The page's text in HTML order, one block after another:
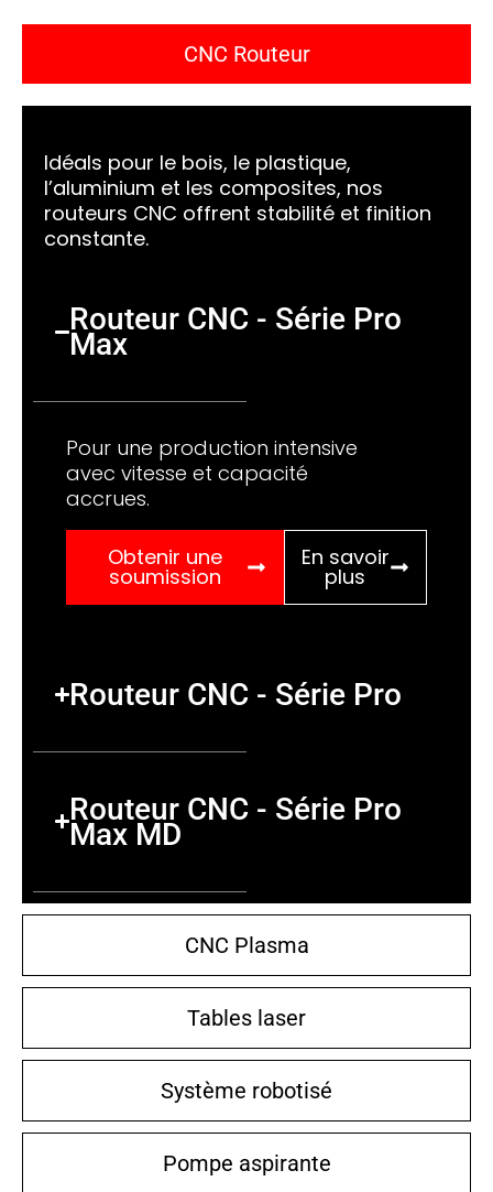
CNC Routeur
CNC Plasma
Tables laser
Système robotisé
Pompe aspirante
Idéals pour le bois, le plastique,
l’aluminium et les composites, nos
routeurs CNC offrent stabilité et finition
constante.
Routeur CNC - Série Pro
Max
Pour une production intensive
avec vitesse et capacité
accrues.
Obtenir une
soumission
En savoir
plus
Routeur CNC - Série Pro
Routeur CNC - Série Pro
Max MD